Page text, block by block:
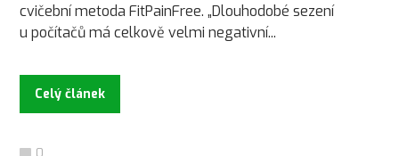
cvičební metoda FitPainFree. „Dlouhodobé sezení
u počítačů má celkově velmi negativní...
Celý článek
0